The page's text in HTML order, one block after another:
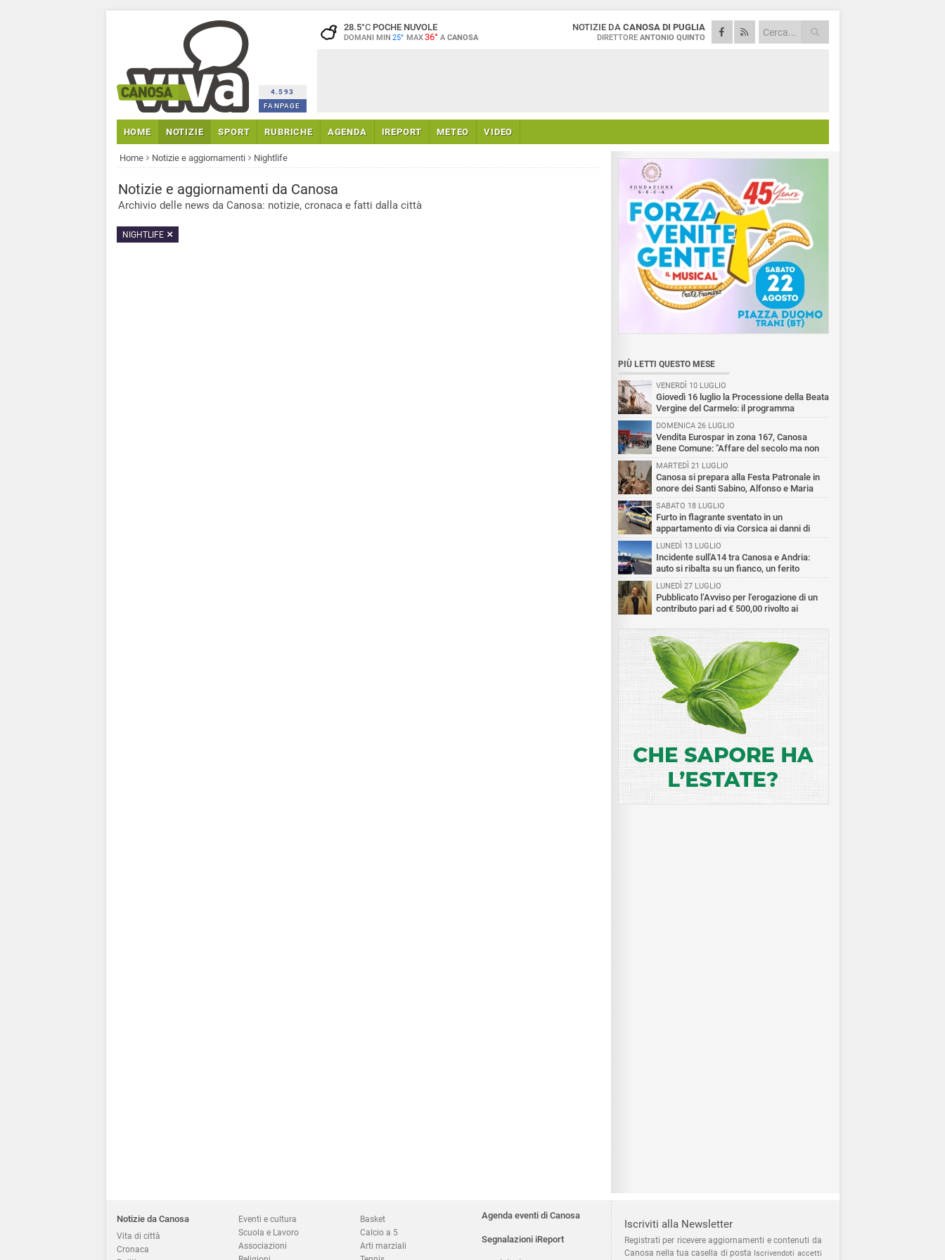
4.593
FANPAGE
28.5°CPOCHE NUVOLE
DOMANI MIN 25° MAX36° A CANOSA
NOTIZIE DA CANOSA DI PUGLIA
DIRETTORE ANTONIO QUINTO
HOME NOTIZIE SPORT RUBRICHE AGENDA IREPORT METEO VIDEO
Home Notizie e aggiornamenti Nightlife
Notizie e aggiornamenti da Canosa
Archivio delle news da Canosa: notizie, cronaca e fatti dalla città
NIGHTLIFE
PIÙ LETTI QUESTO MESE
VENERDÌ 10 LUGLIO
Giovedì 16 luglio la Processione della Beata
Vergine del Carmelo: il programma
DOMENICA 26 LUGLIO
Vendita Eurospar in zona 167, Canosa
Bene Comune: "Affare del secolo ma non
per i canosini"
MARTEDÌ 21 LUGLIO
Canosa si prepara alla Festa Patronale in
onore dei Santi Sabino, Alfonso e Maria
SS. della Fonte
SABATO 18 LUGLIO
Furto in flagrante sventato in un
appartamento di via Corsica ai danni di
anziani da carabiniere in borghese e Vegapol
LUNEDÌ 13 LUGLIO
Incidente sull'A14 tra Canosa e Andria:
auto si ribalta su un fianco, un ferito
LUNEDÌ 27 LUGLIO
Pubblicato l’Avviso per l'erogazione di un
contributo pari ad € 500,00 rivolto ai
Notizie da Canosa
Vita di città
Cronaca
Eventi e cultura
Scuola e Lavoro
Associazioni
Basket
Calcio a 5
Arti marziali
Agenda eventi di Canosa
Segnalazioni iReport
Iscriviti alla Newsletter
Registrati per ricevere aggiornamenti e contenuti da
Canosa nella tua casella di posta Iscrivendoti accetti